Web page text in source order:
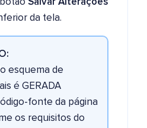
Salvar Alterações
da tela.
esquema de
é GERADA
fonte da página
os requisitos do